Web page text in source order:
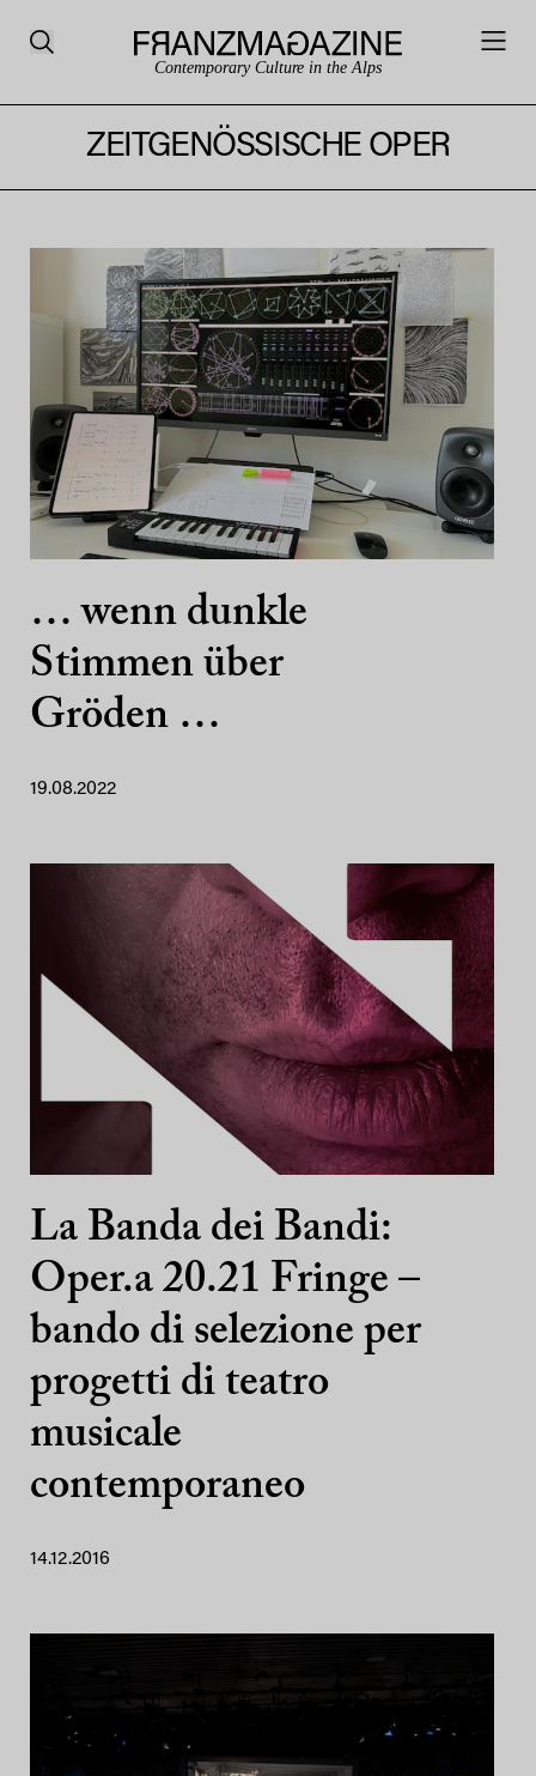
Contemporary Culture in the Alps
ZEITGENÖSSISCHE OPER
… wenn dunkle
Stimmen über
Gröden …
19.08.2022
La Banda dei Bandi:
Oper.a 20.21 Fringe –
bando di selezione per
progetti di teatro
musicale
contemporaneo
14.12.2016